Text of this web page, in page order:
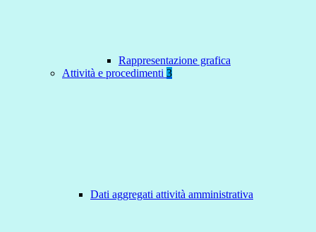
Rappresentazione grafica
Attività e procedimenti 3
Dati aggregati attività amministrativa